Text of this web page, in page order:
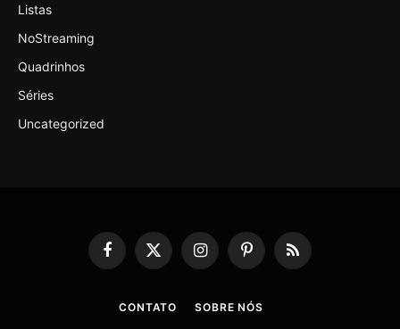
Listas
NoStreaming
Quadrinhos
Séries
Uncategorized
Facebook
X
(Twitter)
InstagramPinterestRSS
CONTATO
SOBRE NÓS